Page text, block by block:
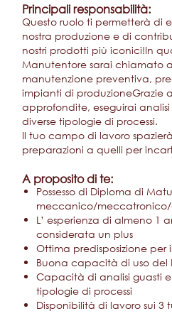
Principali responsabilità:
Questo ruolo ti permetterà di
nostra produzione e di
nostri prodotti più iconici!In
Manutentore sarai chiamato
manutenzione preventiva,
impianti di produzioneGrazie
approfondite, eseguirai
diverse tipologie di processi.
Il tuo campo di lavoro
preparazioni a quelli per
A proposito di te:
Possesso di Diploma di
meccanico/
L’ esperienza di almeno 1
considerata un plus
Ottima predisposizione per
Buona capacità di uso del
Capacità di analisi guasti
tipologie di processi
Disponibilità di lavoro sui 3